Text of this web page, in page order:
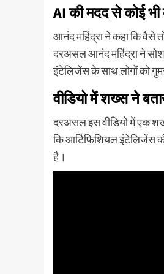
AI की मदद से कोई
आनंद महिंद्रा ने कहा कि वैसे
दरअसल आनंद महिंद्रा ने
इंटेलिजेंस के साथ लोगों को
वीडियो में शख्स ने
दरअसल इस वीडियो में एक
कि आर्टिफिशियल इंटेलिजेंस
है।